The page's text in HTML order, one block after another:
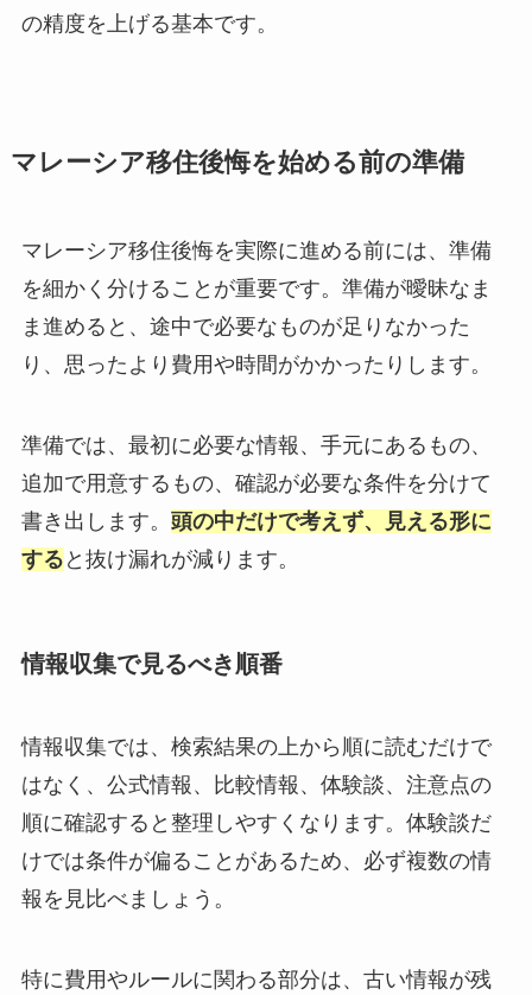
の精度を上げる基本です。
マレーシア移住後悔を始める前の準備
マレーシア移住後悔を実際に進める前には、準備
を細かく分けることが重要です。準備が曖昧なま
ま進めると、途中で必要なものが足りなかった
り、思ったより費用や時間がかかったりします。
準備では、最初に必要な情報、手元にあるもの、
追加で用意するもの、確認が必要な条件を分けて
書き出します。 頭の中だけで考えず、見える形に
する と抜け漏れが減ります。
情報収集で見るべき順番
情報収集では、検索結果の上から順に読むだけで
はなく、公式情報、比較情報、体験談、注意点の
順に確認すると整理しやすくなります。体験談だ
けでは条件が偏ることがあるため、必ず複数の情
報を見比べましょう。
特に費用やルールに関わる部分は、古い情報が残